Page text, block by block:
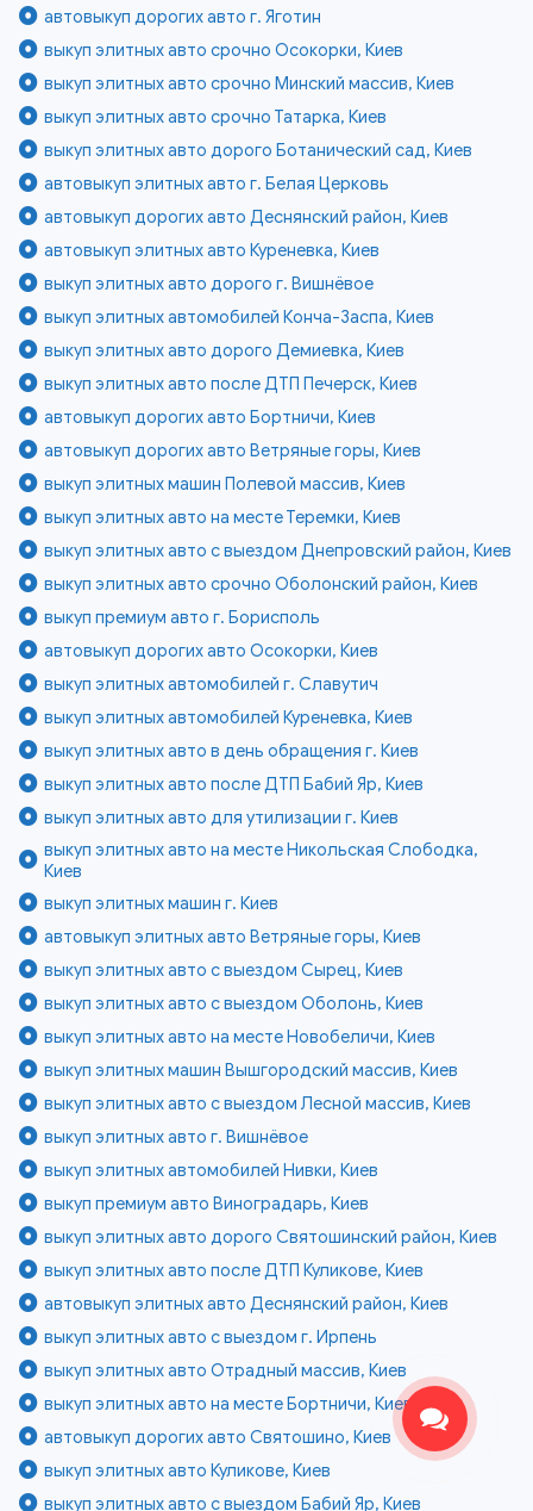
автовыкуп дорогих авто г. Яготин
выкуп элитных авто срочно Осокорки, Киев
выкуп элитных авто срочно Минский массив, Киев
выкуп элитных авто срочно Татарка, Киев
выкуп элитных авто дорого Ботанический сад, Киев
автовыкуп элитных авто г. Белая Церковь
автовыкуп дорогих авто Деснянский район, Киев
автовыкуп элитных авто Куреневка, Киев
выкуп элитных авто дорого г. Вишнёвое
выкуп элитных автомобилей Конча-Заспа, Киев
выкуп элитных авто дорого Демиевка, Киев
выкуп элитных авто после ДТП Печерск, Киев
автовыкуп дорогих авто Бортничи, Киев
автовыкуп дорогих авто Ветряные горы, Киев
выкуп элитных машин Полевой массив, Киев
выкуп элитных авто на месте Теремки, Киев
выкуп элитных авто с выездом Днепровский район, Киев
выкуп элитных авто срочно Оболонский район, Киев
выкуп премиум авто г. Борисполь
автовыкуп дорогих авто Осокорки, Киев
выкуп элитных автомобилей г. Славутич
выкуп элитных автомобилей Куреневка, Киев
выкуп элитных авто в день обращения г. Киев
выкуп элитных авто после ДТП Бабий Яр, Киев
выкуп элитных авто для утилизации г. Киев
выкуп элитных авто на месте Никольская Слободка,
Киев
выкуп элитных машин г. Киев
автовыкуп элитных авто Ветряные горы, Киев
выкуп элитных авто с выездом Сырец, Киев
выкуп элитных авто с выездом Оболонь, Киев
выкуп элитных авто на месте Новобеличи, Киев
выкуп элитных машин Вышгородский массив, Киев
выкуп элитных авто с выездом Лесной массив, Киев
выкуп элитных авто г. Вишнёвое
выкуп элитных автомобилей Нивки, Киев
выкуп премиум авто Виноградарь, Киев
выкуп элитных авто дорого Святошинский район, Киев
выкуп элитных авто после ДТП Куликове, Киев
автовыкуп элитных авто Деснянский район, Киев
выкуп элитных авто с выездом г. Ирпень
выкуп элитных авто Отрадный массив, Киев
выкуп элитных авто на месте Бортничи, Киев
автовыкуп дорогих авто Святошино, Киев
выкуп элитных авто Куликове, Киев
выкуп элитных авто с выездом Бабий Яр, Киев